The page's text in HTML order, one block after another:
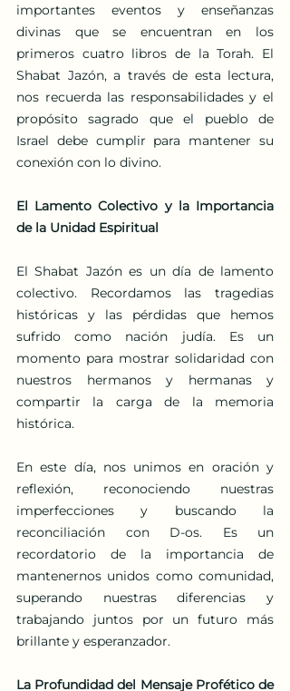
importantes eventos y enseñanzas
divinas que se encuentran en los
primeros cuatro libros de la Torah. El
Shabat Jazón, a través de esta lectura,
nos recuerda las responsabilidades y el
propósito sagrado que el pueblo de
Israel debe cumplir para mantener su
conexión con lo divino.
El Lamento Colectivo y la Importancia
de la Unidad Espiritual
El Shabat Jazón es un día de lamento
colectivo. Recordamos las tragedias
históricas y las pérdidas que hemos
sufrido como nación judía. Es un
momento para mostrar solidaridad con
nuestros hermanos y hermanas y
compartir la carga de la memoria
histórica.
En este día, nos unimos en oración y
reflexión, reconociendo nuestras
imperfecciones y buscando la
reconciliación con D-os. Es un
recordatorio de la importancia de
mantenernos unidos como comunidad,
superando nuestras diferencias y
trabajando juntos por un futuro más
brillante y esperanzador.
La Profundidad del Mensaje Profético de